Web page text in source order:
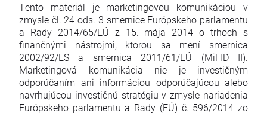
Tento materiál je marketingovou komunikáciou v
zmysle čl. 24 ods. 3 smernice Európskeho parlamentu
a Rady 2014/65/EÚ z 15. mája 2014 o trhoch s
finančnými nástrojmi, ktorou sa mení smernica
2002/92/ES a smernica 2011/61/EÚ (MiFID II).
Marketingová komunikácia nie je investičným
odporúčaním ani informáciou odporúčajúcou alebo
navrhujúcou investičnú stratégiu v zmysle nariadenia
Európskeho parlamentu a Rady (EÚ) č. 596/2014 zo